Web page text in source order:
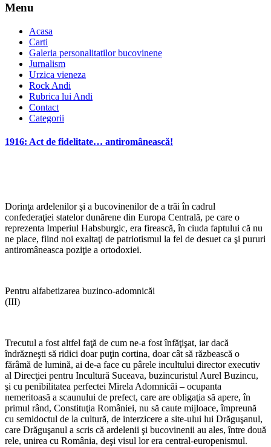
Menu
Acasa
Carti
Galeria personalitatilor bucovinene
Jurnalism
Urzica vieneza
Rock Andi
Rubrica lui Andi
Contact
Categorii
1916: Act de fidelitate… antiromânească!
Dorinţa ardelenilor şi a bucovinenilor de a trăi în cadrul
confederaţiei statelor dunărene din Europa Centrală, pe care o
reprezenta Imperiul Habsburgic, era firească, în ciuda faptului că nu
ne place, fiind noi exaltaţi de patriotismul la fel de desuet ca şi pururi
antiromâneasca poziţie a ortodoxiei.
Pentru alfabetizarea buzinco-adomnicăi
(III)
Trecutul a fost altfel faţă de cum ne-a fost înfăţişat, iar dacă
îndrăzneşti să ridici doar puţin cortina, doar cât să răzbească o
fărâmă de lumină, ai de-a face cu pârele incultului director executiv
al Direcţiei pentru Incultură Suceava, buzincuristul Aurel Buzincu,
şi cu penibilitatea perfectei Mirela Adomnicăi – ocupanta
nemeritoasă a scaunului de prefect, care are obligaţia să apere, în
primul rând, Constituţia României, nu să caute mijloace, împreună
cu semidoctul de la cultură, de interzicere a site-ului lui Drăguşanul,
care Drăguşanul a scris că ardelenii şi bucovinenii au ales, între două
rele, unirea cu România, deşi visul lor era central-europenismul.